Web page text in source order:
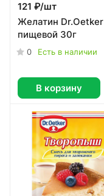
121 ₽/шт
Желатин Dr.Oetker
пищевой 30г
0 Есть в наличии
В корзину